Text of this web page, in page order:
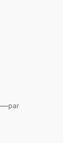
—par